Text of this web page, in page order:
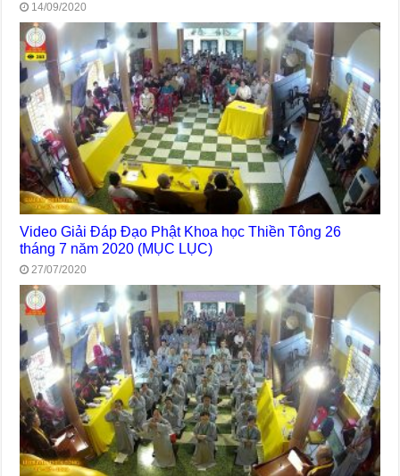
14/09/2020
Video Giải Đáp Đạo Phật Khoa học Thiền Tông 26
tháng 7 năm 2020 (MỤC LỤC)
27/07/2020